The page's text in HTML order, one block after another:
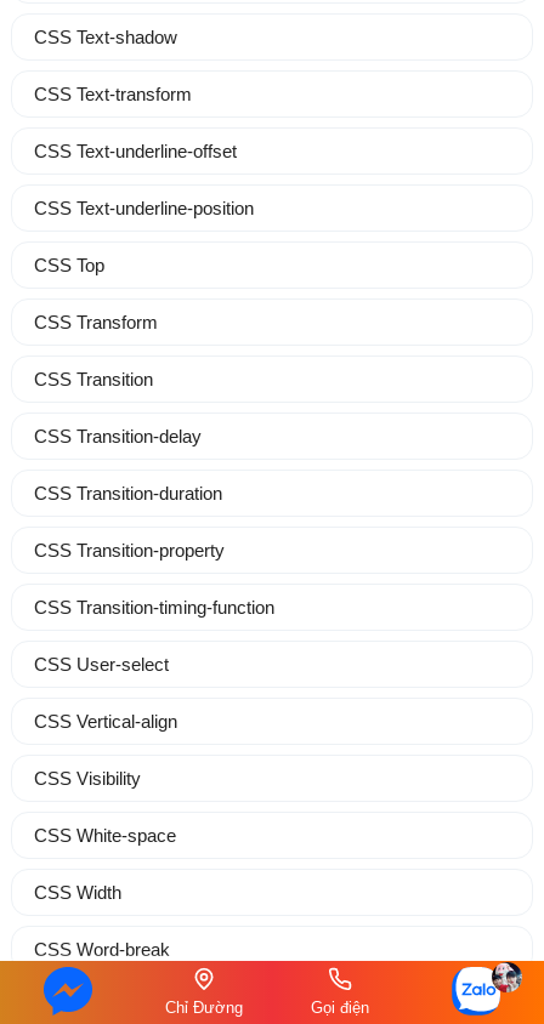
CSS Text-shadow
CSS Text-transform
CSS Text-underline-offset
CSS Text-underline-position
CSS Top
CSS Transform
CSS Transition
CSS Transition-delay
CSS Transition-duration
CSS Transition-property
CSS Transition-timing-function
CSS User-select
CSS Vertical-align
CSS Visibility
CSS White-space
CSS Width
CSS Word-break
CSS Word-spacingChỉ Đường Gọi điện